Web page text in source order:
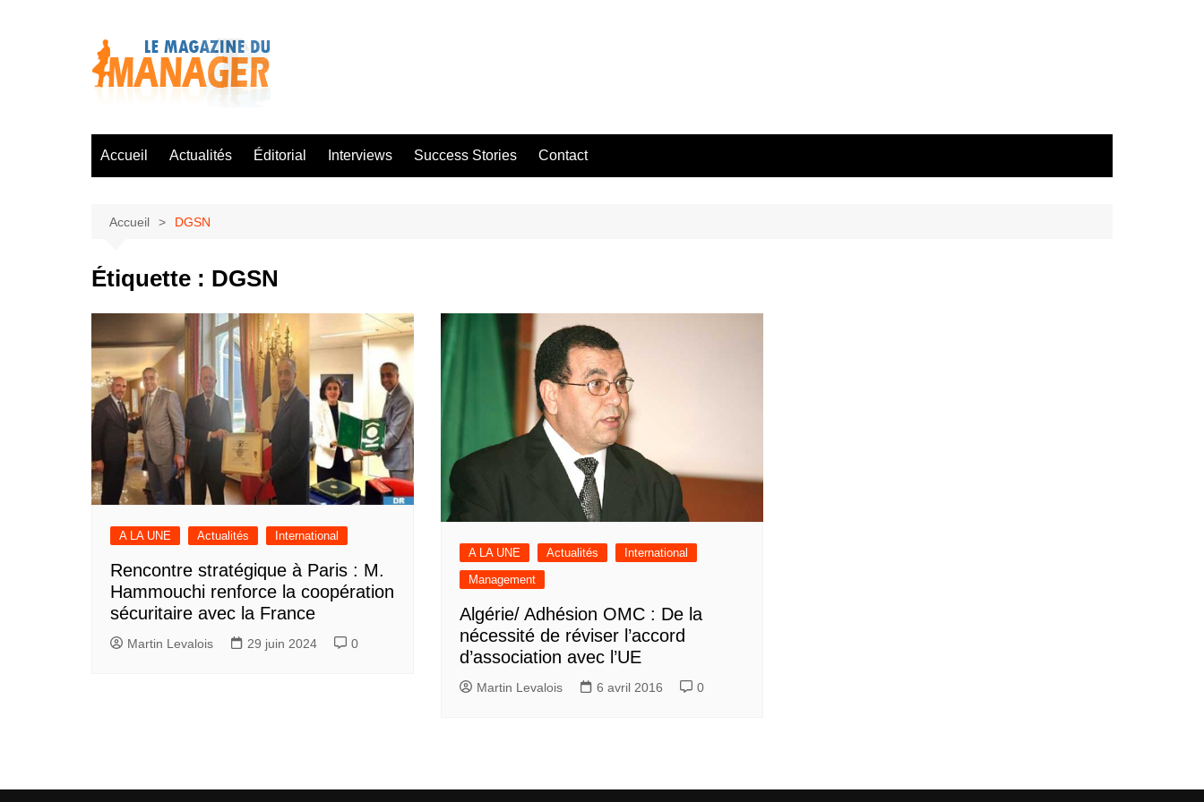
Accueil Actualités Éditorial Interviews Success Stories Contact
Accueil DGSN
Étiquette : DGSN
A LA UNE Actualités International
Rencontre stratégique à Paris : M.
Hammouchi renforce la coopération
sécuritaire avec la France
Martin Levalois 29 juin 2024 0
A LA UNE Actualités
International
Management
Algérie/ Adhésion OMC : De la
nécessité de réviser l’accord
d’association avec l’UE
Martin Levalois 6 avril 2016 0